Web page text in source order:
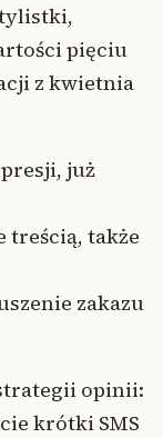
pięciu
z kwietnia
już
treścią, także
zakazu
opinii:
krótki SMS